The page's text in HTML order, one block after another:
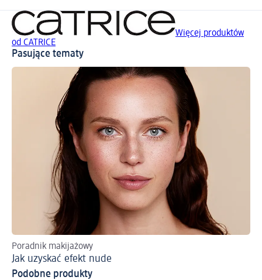
Więcej produktów
od CATRICE
Pasujące tematy
Poradnik makijażowy
Jak uzyskać efekt nude
Podobne produkty